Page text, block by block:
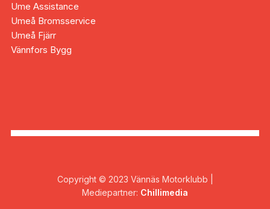
Ume Assistance
Umeå Bromsservice
Umeå Fjärr
Vännfors Bygg
Copyright © 2023 Vännäs Motorklubb |
Mediepartner: Chillimedia